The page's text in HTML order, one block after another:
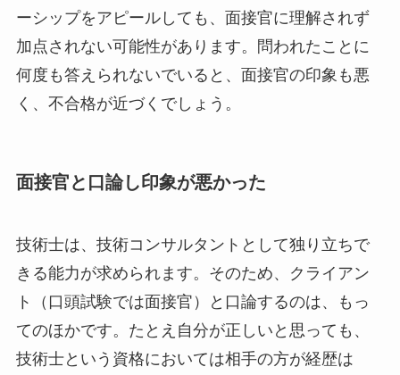
ーシップをアピールしても、面接官に理解されず
加点されない可能性があります。問われたことに
何度も答えられないでいると、面接官の印象も悪
く、不合格が近づくでしょう。
面接官と口論し印象が悪かった
技術士は、技術コンサルタントとして独り立ちで
きる能力が求められます。そのため、クライアン
ト（口頭試験では面接官）と口論するのは、もっ
てのほかです。たとえ自分が正しいと思っても、
技術士という資格においては相手の方が経歴は